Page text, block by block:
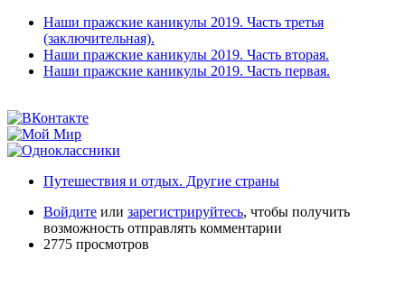
Наши пражские каникулы 2019. Часть третья
(заключительная).
Наши пражские каникулы 2019. Часть вторая.
Наши пражские каникулы 2019. Часть первая.
Путешествия и отдых. Другие страны
Войдите или зарегистрируйтесь, чтобы получить
возможность отправлять комментарии
2775 просмотров